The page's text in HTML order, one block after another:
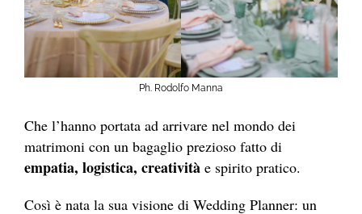
Ph. Rodolfo Manna
Che l’hanno portata ad arrivare nel mondo dei
matrimoni con un bagaglio prezioso fatto di
empatia, logistica, creatività e spirito pratico.
Così è nata la sua visione di Wedding Planner: un